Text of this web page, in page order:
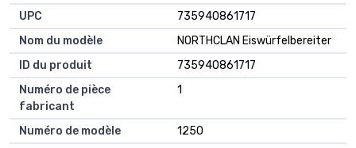
UPC
735940861717
Nom du modèle
NORTHCLAN Eiswürfelbereiter
ID du produit
735940861717
Numéro de pièce
fabricant
1
Numéro de modèle
1250